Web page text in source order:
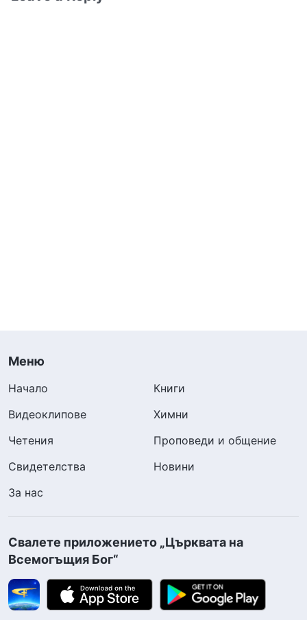
Меню
Начало
Книги
Видеоклипове
Химни
Четения
Проповеди и общение
Свидетелства
Новини
За нас
Свалете приложението „Църквата на
Всемогъщия Бог“